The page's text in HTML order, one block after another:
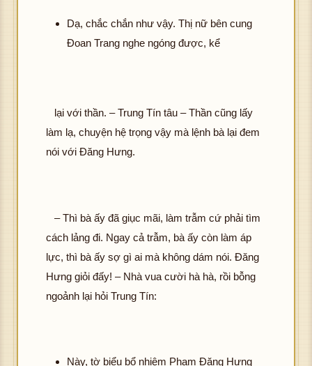
Dạ, chắc chắn như vậy. Thị nữ bên cung
Đoan Trang nghe ngóng được, kể
lại với thần. – Trung Tín tâu – Thần cũng lấy
làm lạ, chuyện hệ trọng vậy mà lệnh bà lại đem
nói với Đăng Hưng.
– Thì bà ấy đã giục mãi, làm trẫm cứ phải tìm
cách lảng đi. Ngay cả trẫm, bà ấy còn làm áp
lực, thì bà ấy sợ gì ai mà không dám nói. Đăng
Hưng giỏi đấy! – Nhà vua cười hà hà, rồi bỗng
ngoảnh lại hỏi Trung Tín:
Này, tờ biểu bổ nhiệm Phạm Đăng Hưng